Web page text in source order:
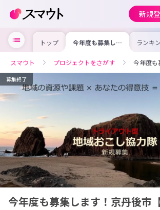
新規
トップ 今年度も募集しま
す！京丹後市【ト
域おこし協力隊募
集！！
ランキ
スマウト プロジェクトをさがす 今年度も
募集終了
今年度も募集します！京丹後市